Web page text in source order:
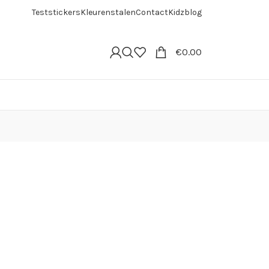
TeststickersKleurenstalenContactKidzblog
€0.00